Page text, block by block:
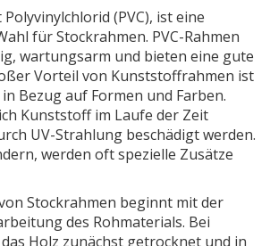
Polyvinylchlorid (PVC), ist eine
für Stockrahmen. PVC-Rahmen
wartungsarm und bieten eine gute
Vorteil von Kunststoffrahmen ist
Bezug auf Formen und Farben.
Kunststoff im Laufe der Zeit
UV-Strahlung beschädigt werden.
werden oft spezielle Zusätze
Stockrahmen beginnt mit der
des Rohmaterials. Bei
Holz zunächst getrocknet und in